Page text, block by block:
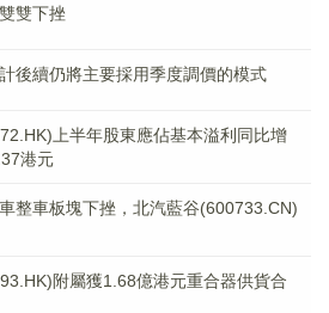
雙下挫
後續仍將主要採用季度調價的模式
上半年股東應佔基本溢利同比增
港元
車整車板塊下挫，北汽藍谷(600733.CN)
附屬獲1.68億港元重合器供貨合